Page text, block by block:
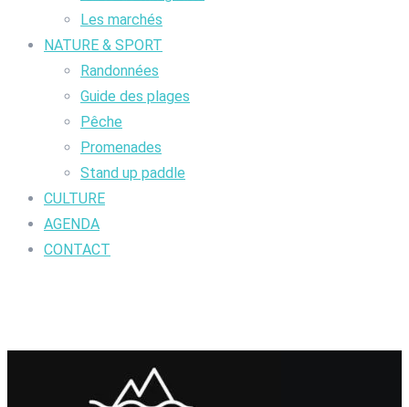
Les marchés
NATURE & SPORT
Randonnées
Guide des plages
Pêche
Promenades
Stand up paddle
CULTURE
AGENDA
CONTACT